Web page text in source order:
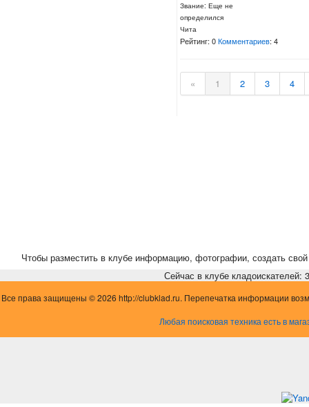
Звание: Еще не
определился
Чита
Рейтинг: 0Комментариев: 4
« 1 2 3 4
Чтобы разместить в клубе информацию, фотографии, создать свой
Сейчас в клубе кладоискателей:
Все права защищены © 2026 http://clubklad.ru. Перепечатка информации
Любая поисковая техника есть в